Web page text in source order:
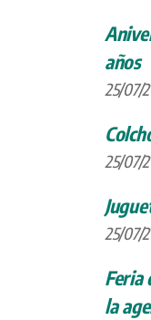
años
25/07/
25/07/
25/07/
Feria
la